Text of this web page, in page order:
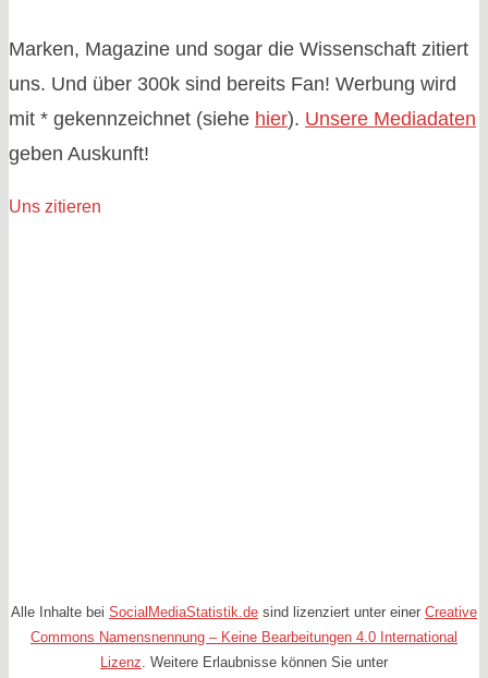
Marken, Magazine und sogar die Wissenschaft zitiert
uns. Und über 300k sind bereits Fan! Werbung wird
mit * gekennzeichnet (siehe hier). Unsere Mediadaten
geben Auskunft!
Uns zitieren
Alle Inhalte bei SocialMediaStatistik.de sind lizenziert unter einer Creative
Commons Namensnennung – Keine Bearbeitungen 4.0 International
Lizenz. Weitere Erlaubnisse können Sie unter